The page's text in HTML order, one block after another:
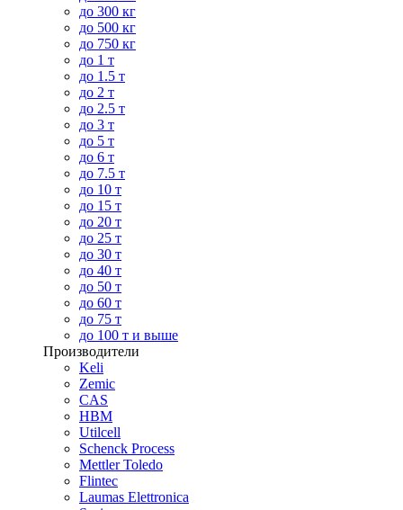
до 300 кг
до 500 кг
до 750 кг
до 1 т
до 1.5 т
до 2 т
до 2.5 т
до 3 т
до 5 т
до 6 т
до 7.5 т
до 10 т
до 15 т
до 20 т
до 25 т
до 30 т
до 40 т
до 50 т
до 60 т
до 75 т
до 100 т и выше
Производители
Keli
Zemic
CAS
HBM
Utilcell
Schenck Process
Mettler Toledo
Flintec
Laumas Elettronica